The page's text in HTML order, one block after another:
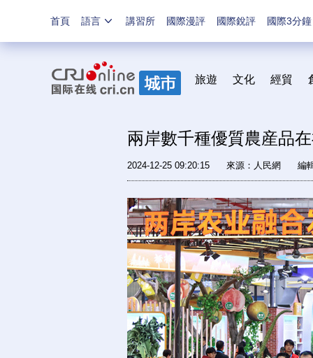
首頁 語言 講習所 國際漫評 國際銳評 國際3分鐘
旅遊 文化 經貿
兩岸數千種優質農産品
2024-12-25 09:20:15 來源： 人民網 編